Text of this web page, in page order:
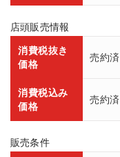
店頭販売情報
消費税抜き
価格
売約済
消費税込み
価格
売約済
販売条件